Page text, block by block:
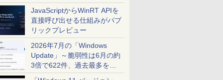
JavaScriptからWinRT APIを
直接呼び出せる仕組みがパブ
リックプレビュー
2026年7月の「Windows
Update」～脆弱性は6月の約
3倍で622件、過去最多を大
幅に更新